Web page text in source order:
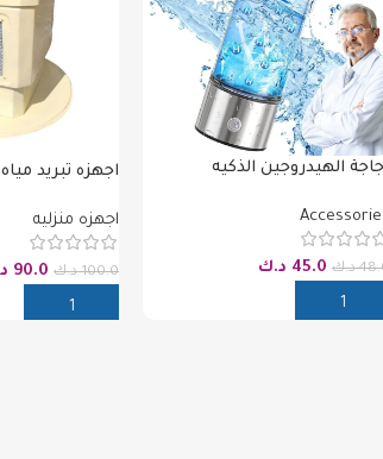
الهيدروجين الذكيه
د.ك 45.0 د.ك
إضافة إلى السلة
اجهزه تبريد
اجهزه منزليه
100.0 د.ك 90.0
إضافة إلى